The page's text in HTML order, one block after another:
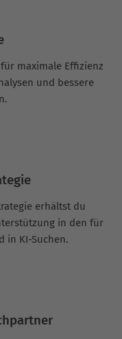
maximale Effizienz
und bessere
erhältst du
in den für
in KI-Suchen.